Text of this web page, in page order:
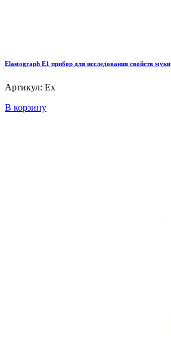
Elastograph E1 прибор для исследования свойств муки
Артикул: Ex
В корзину